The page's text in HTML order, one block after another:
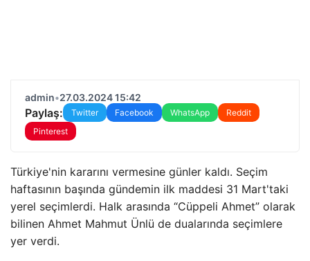
admin•27.03.2024 15:42
Paylaş: Twitter Facebook WhatsApp
Reddit
Pinterest
Türkiye'nin kararını vermesine günler kaldı. Seçim
haftasının başında gündemin ilk maddesi 31 Mart'taki
yerel seçimlerdi. Halk arasında “Cüppeli Ahmet” olarak
bilinen Ahmet Mahmut Ünlü de dualarında seçimlere
yer verdi.